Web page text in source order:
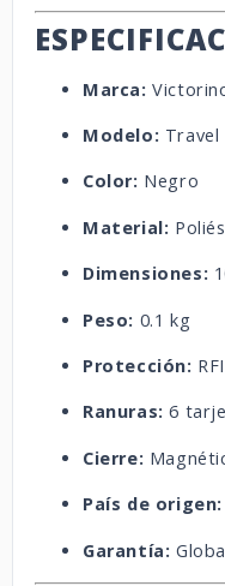
Marca:
Modelo: Travel
Color: Negro
Material:
Dimensiones:
Peso: 0.1 kg
Protección:
Ranuras: 6
Cierre:
País de origen:
Garantía: